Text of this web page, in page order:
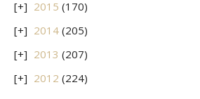
2015 (170)
2014 (205)
2013 (207)
2012 (224)